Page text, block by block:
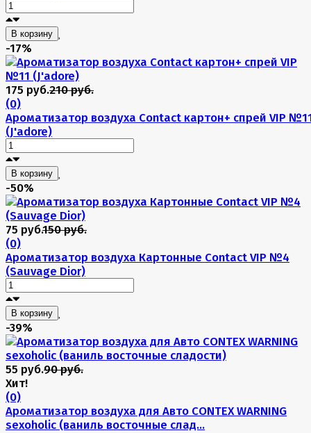
В корзину
-17%
175 руб.210 руб.
(0)
Ароматизатор воздуха Contact картон+ спрей VIP
(J'adore)
В корзину
-50%
75 руб.150 руб.
(0)
Ароматизатор воздуха Картонные Contact VIP №4
(Sauvage Dior)
В корзину
-39%
55 руб.90 руб.
Хит!
(0)
Ароматизатор воздуха для Авто CONTEX WARNING
sexoholic (ваниль восточные слад...